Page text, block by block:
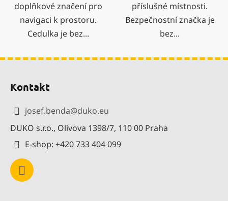
doplňkové značení pro
navigaci k prostoru.
Cedulka je bez...
příslušné místnosti.
Bezpečnostní značka je
bez...
Kontakt
josef.benda@duko.eu
DUKO s.r.o., Olivova 1398/7, 110 00 Praha
E-shop: +420 733 404 099